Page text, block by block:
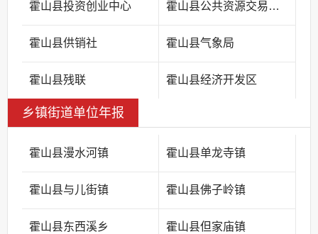
霍山县投资创业中心 霍山县公共资源交易中心
霍山县供销社 霍山县气象局
霍山县残联 霍山县经济开发区
乡镇街道单位年报
霍山县漫水河镇 霍山县单龙寺镇
霍山县与儿街镇 霍山县佛子岭镇
霍山县东西溪乡 霍山县但家庙镇